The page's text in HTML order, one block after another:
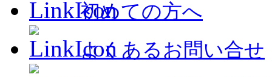
初めての方へ
よくあるお問い合せ